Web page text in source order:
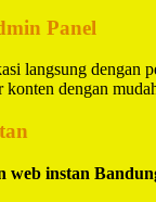
Panel
langsung dengan
dengan
web instan